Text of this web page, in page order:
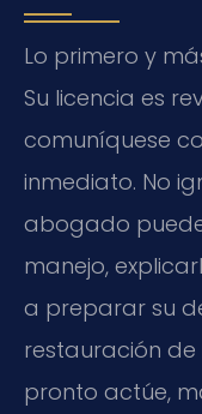
Lo primero y
Su licencia es
comuníquese
inmediato. No
abogado
manejo,
a preparar su
restauración de
pronto actúe,